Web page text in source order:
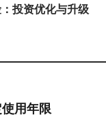
投资优化与升级
用年限